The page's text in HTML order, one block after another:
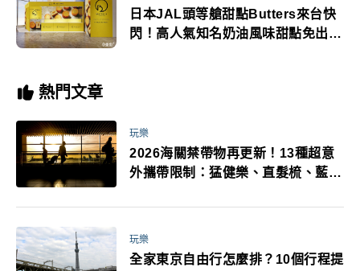
日本JAL頭等艙甜點Butters來台快
閃！高人氣知名奶油風味甜點免出國
熱門文章
玩樂
2026海關禁帶物再更新！13種超意
外攜帶限制：猛健樂、直髮梳、藍牙
萬！注意事項一次看！
玩樂
全家東京自由行怎麼排？10個行程提